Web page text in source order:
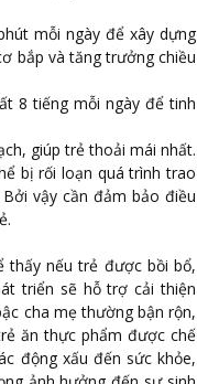
mỗi ngày để xây dựng
bắp và tăng trưởng chiều
8 tiếng mỗi ngày để tinh
giúp trẻ thoải mái nhất.
bị rối loạn quá trình trao
vậy cần đảm bảo điều
thấy nếu trẻ được bồi bổ,
triển sẽ hỗ trợ cải thiện
cha mẹ thường bận rộn,
ăn thực phẩm được chế
động xấu đến sức khỏe,